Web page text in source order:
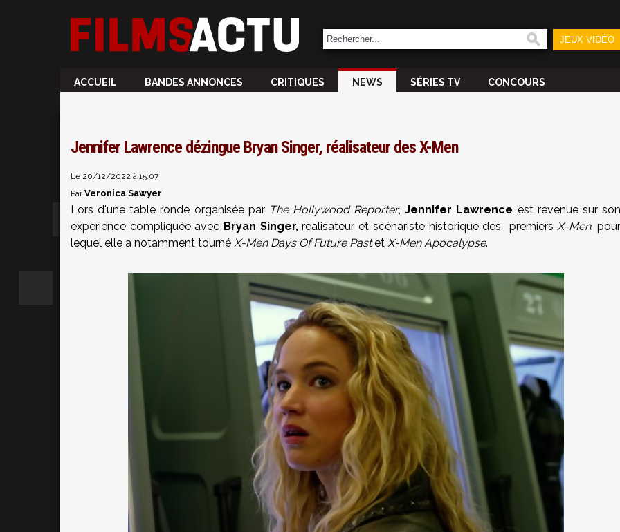
JEUX VIDÉO
ACCUEIL BANDES ANNONCES CRITIQUES NEWS SÉRIES TV CONCOURS
Jennifer Lawrence dézingue Bryan Singer, réalisateur des X-Men
Le 20/12/2022 à 15:07
ParVeronica Sawyer
Lors d'une table ronde organisée par The Hollywood Reporter,Jennifer Lawrence est revenue sur son
expérience compliquée avec Bryan Singer,réalisateur et scénariste historique des premiersX-Men, pour
lequel elle a notamment tourné X-Men Days Of Future Pastet X-Men Apocalypse.